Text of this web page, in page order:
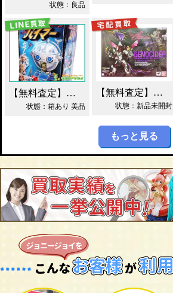
状態：良品
【無料査定】昭和レトロ玩具歓迎 ｜ ガッチャマン パイマー DXジャンボマシンダー買取！
状態：箱あり 美品
【無料査定】昭和レトロ玩具歓迎 ｜ S.H.フィギュアーツ ジェノサイダー 買取！
状態：新品未開封
もっと見る